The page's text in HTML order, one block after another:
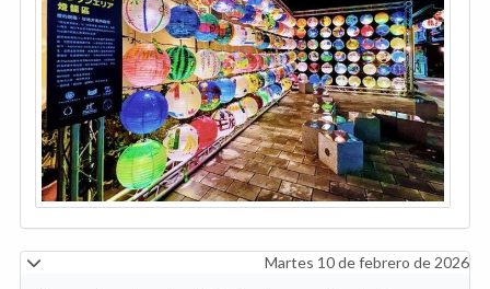
Martes 10 de febrero de 2026